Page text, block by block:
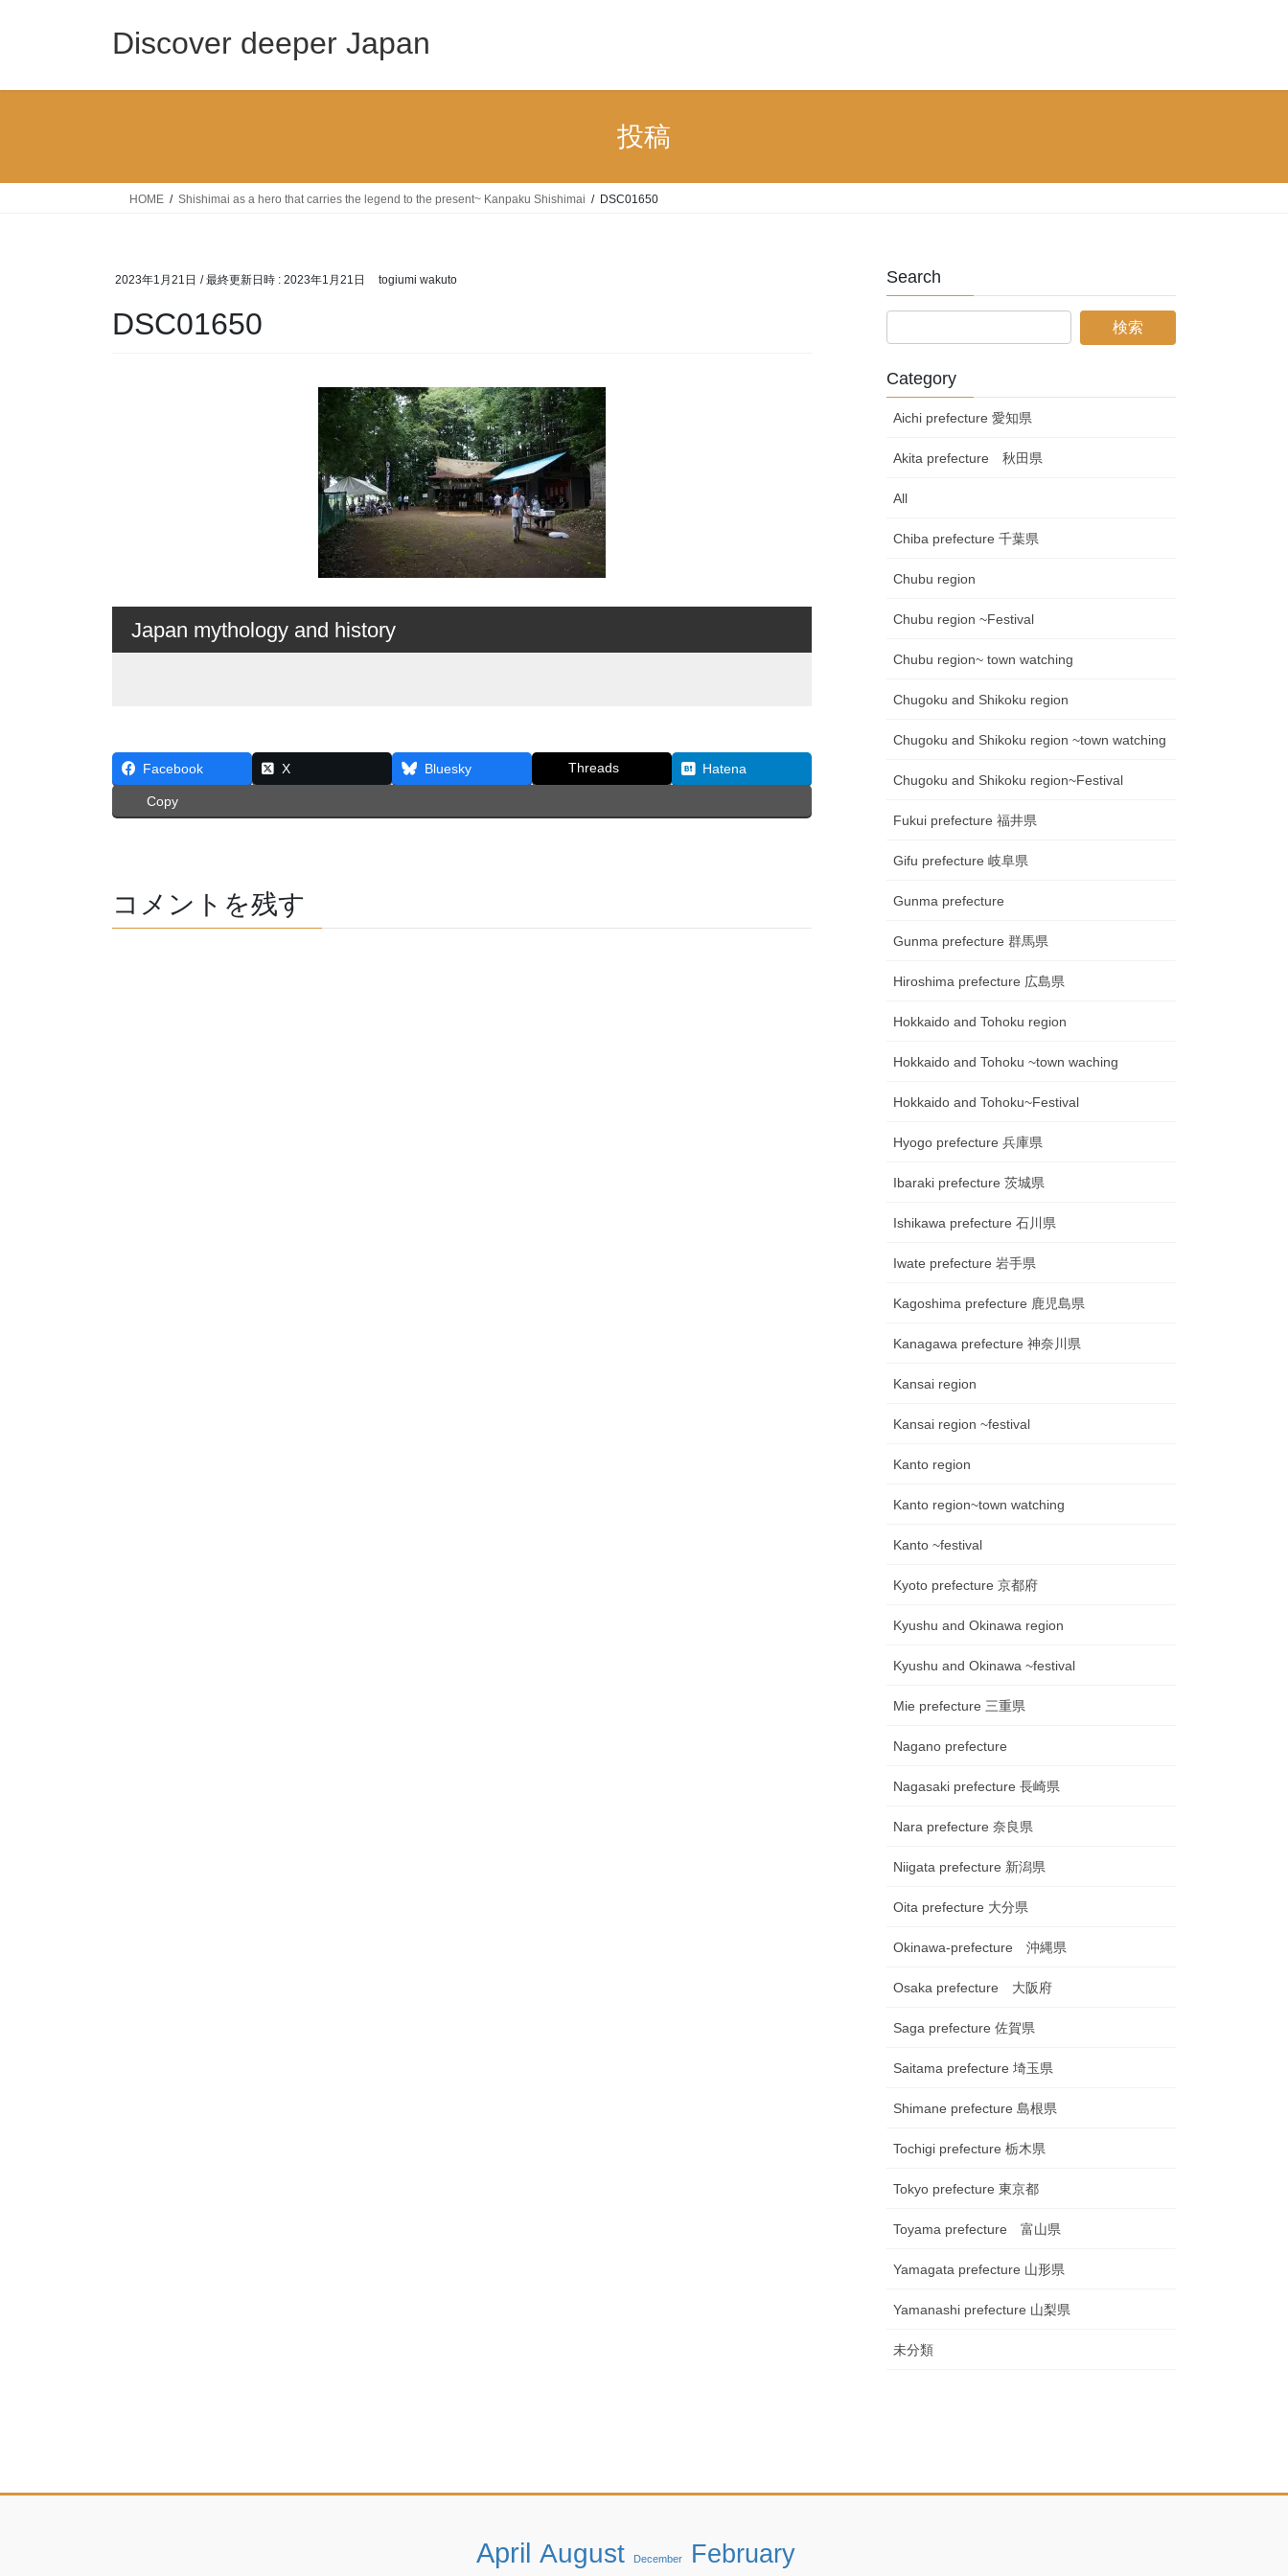
Discover deeper Japan
投稿
HOME Shishimai as a hero that carries the legend to the present~ Kanpaku Shishimai DSC01650
2023年1月21日 / 最終更新日時 : 2023年1月21日 togiumi wakuto
DSC01650
Japan mythology and history
Facebook X Bluesky Threads Hatena
Copy
コメントを残す
Search
Category
Aichi prefecture 愛知県
Akita prefecture 秋田県
All
Chiba prefecture 千葉県
Chubu region
Chubu region ~Festival
Chubu region~ town watching
Chugoku and Shikoku region
Chugoku and Shikoku region ~town watching
Chugoku and Shikoku region~Festival
Fukui prefecture 福井県
Gifu prefecture 岐阜県
Gunma prefecture
Gunma prefecture 群馬県
Hiroshima prefecture 広島県
Hokkaido and Tohoku region
Hokkaido and Tohoku ~town waching
Hokkaido and Tohoku~Festival
Hyogo prefecture 兵庫県
Ibaraki prefecture 茨城県
Ishikawa prefecture 石川県
Iwate prefecture 岩手県
Kagoshima prefecture 鹿児島県
Kanagawa prefecture 神奈川県
Kansai region
Kansai region ~festival
Kanto region
Kanto region~town watching
Kanto ~festival
Kyoto prefecture 京都府
Kyushu and Okinawa region
Kyushu and Okinawa ~festival
Mie prefecture 三重県
Nagano prefecture
Nagasaki prefecture 長崎県
Nara prefecture 奈良県
Niigata prefecture 新潟県
Oita prefecture 大分県
Okinawa-prefecture 沖縄県
Osaka prefecture 大阪府
Saga prefecture 佐賀県
Saitama prefecture 埼玉県
Shimane prefecture 島根県
Tochigi prefecture 栃木県
Tokyo prefecture 東京都
Toyama prefecture 富山県
Yamagata prefecture 山形県
Yamanashi prefecture 山梨県
未分類
April August December February